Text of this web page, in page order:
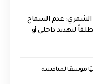
الشمري: عدم السماح
لتهديد داخلي أو
موسعًا لمناقشة